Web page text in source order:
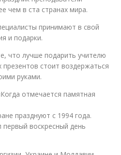
чем в ста странах мира.
принимают в свой
и подарки.
что лучше подарить учителю
презентов стоит воздержаться
руками.
отмечается памятная
празднуют с 1994 года.
воскресный день